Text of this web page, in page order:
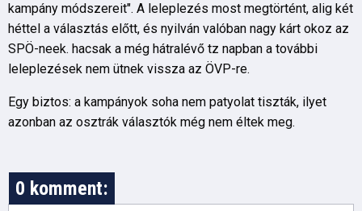
kampány módszereit". A leleplezés most megtörtént, alig két
héttel a választás előtt, és nyilván valóban nagy kárt okoz az
SPÖ-neek. hacsak a még hátralévő tz napban a további
leleplezések nem ütnek vissza az ÖVP-re.
Egy biztos: a kampányok soha nem patyolat tiszták, ilyet
azonban az osztrák választók még nem éltek meg.
0 komment: